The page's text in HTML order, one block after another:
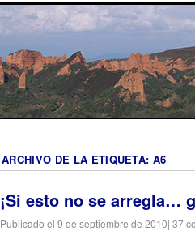
ARCHIVO DE LA ETIQUETA: A6
¡Si esto no se arregla…
Publicado el 9 de septiembre de 2010| 37